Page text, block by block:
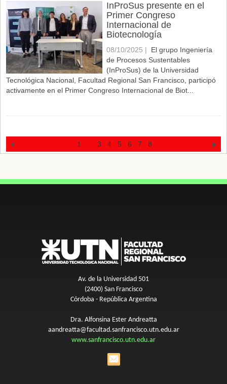
InProSus presente en el
Primer Congreso
Internacional de
Biotecnología
08/10/2025 |
El grupo Ingeniería
de Procesos Sustentables
(InProSus) de la Universidad
Tecnológica Nacional, Facultad Regional San Francisco, participó
activamente en el Primer Congreso Internacional de Biot...
1 3 4 5 6 7 8
Av. de la Universidad 501
(2400) San Francisco
Córdoba - República Argentina
Dra. Alfonsina Ester Andreatta
aandreatta@facultad.sanfrancisco.utn.edu.ar
www.sanfrancisco.utn.edu.ar